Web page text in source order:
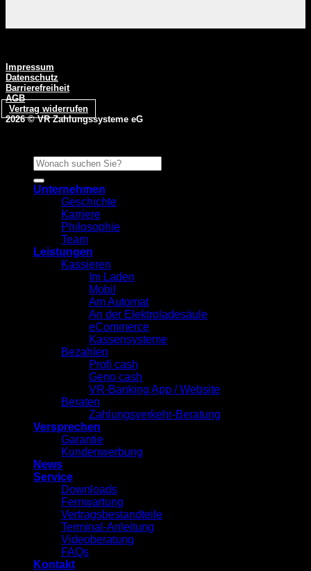
Impressum
Datenschutz
Barrierefreiheit
AGB
Vertrag widerrufen
2026 ©VR Zahlungssysteme eG
Unternehmen
Geschichte
Karriere
Philosophie
Team
Leistungen
Kassieren
Im Laden
Mobil
Am Automat
An der Elektroladesäule
eCommerce
Kassensysteme
Bezahlen
Profi cash
Geno cash
VR-Banking App / Website
Beraten
Zahlungsverkehr-Beratung
Versprechen
Garantie
Kundenwerbung
News
Service
Downloads
Fernwartung
Vertragsbestandteile
Terminal-Anleitung
Videoberatung
FAQs
Kontakt